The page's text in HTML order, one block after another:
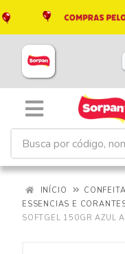
INÍCIO
ESSENCIAS E
SOFTGEL 150GR AZUL